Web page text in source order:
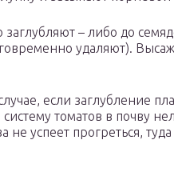
– либо до
удаляют).
если заглубление
томатов в почву
успеет прогреться,